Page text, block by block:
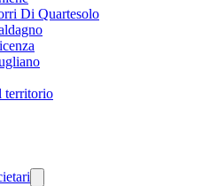
Di Quartesolo
territorio